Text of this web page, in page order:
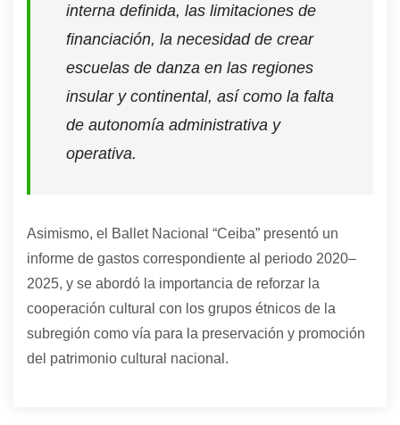
interna definida, las limitaciones de
financiación, la necesidad de crear
escuelas de danza en las regiones
insular y continental, así como la falta
de autonomía administrativa y
operativa.
Asimismo, el Ballet Nacional “Ceiba” presentó un
informe de gastos correspondiente al periodo 2020–
2025, y se abordó la importancia de reforzar la
cooperación cultural con los grupos étnicos de la
subregión como vía para la preservación y promoción
del patrimonio cultural nacional.